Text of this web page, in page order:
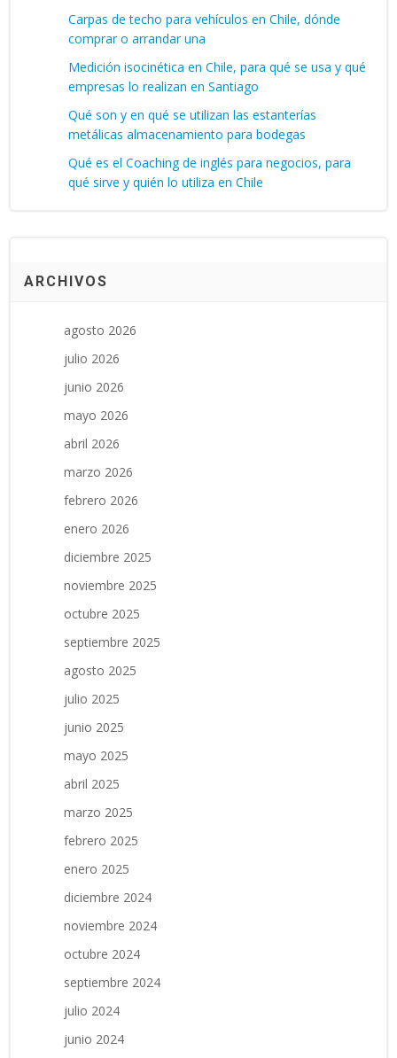
Carpas de techo para vehículos en Chile, dónde
comprar o arrandar una
Medición isocinética en Chile, para qué se usa y qué
empresas lo realizan en Santiago
Qué son y en qué se utilizan las estanterías
metálicas almacenamiento para bodegas
Qué es el Coaching de inglés para negocios, para
qué sirve y quién lo utiliza en Chile
ARCHIVOS
agosto 2026
julio 2026
junio 2026
mayo 2026
abril 2026
marzo 2026
febrero 2026
enero 2026
diciembre 2025
noviembre 2025
octubre 2025
septiembre 2025
agosto 2025
julio 2025
junio 2025
mayo 2025
abril 2025
marzo 2025
febrero 2025
enero 2025
diciembre 2024
noviembre 2024
octubre 2024
septiembre 2024
julio 2024
junio 2024